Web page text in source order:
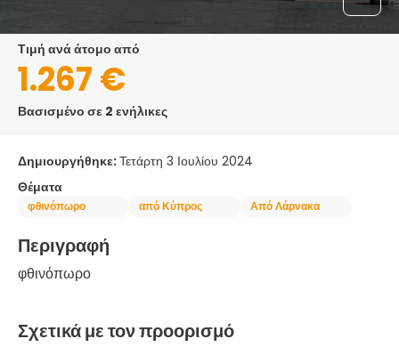
τιμή ανά άτομο από
1.267 €
Βασισμένο σε 2 ενήλικες
Δημιουργήθηκε:Τετάρτη 3 Ιουλίου 2024
Θέματα
φθινόπωρο από Κύπρος Από Λάρνακα
Περιγραφή
φθινόπωρο
Σχετικά με τον προορισμό